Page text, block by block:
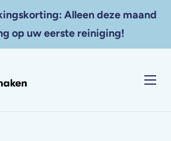
Alleen deze maand
op uw eerste reiniging!